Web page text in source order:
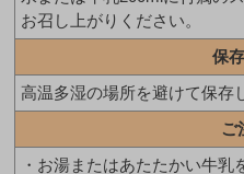
お召し上がりください。
保
高温多湿の場所を避けて保存
ご
・お湯またはあたたかい牛乳